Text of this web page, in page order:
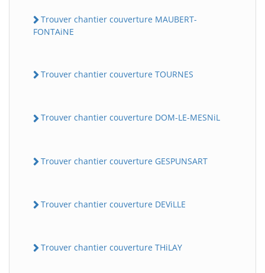
Trouver chantier couverture MAUBERT-
FONTAiNE
Trouver chantier couverture TOURNES
Trouver chantier couverture DOM-LE-MESNiL
Trouver chantier couverture GESPUNSART
Trouver chantier couverture DEViLLE
Trouver chantier couverture THiLAY